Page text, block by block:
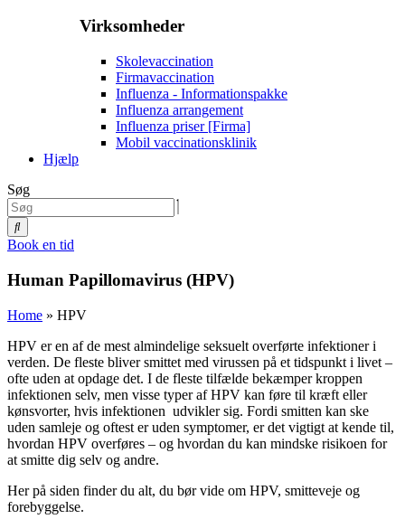
Virksomheder
Skolevaccination
Firmavaccination
Influenza - Informationspakke
Influenza arrangement
Influenza priser [Firma]
Mobil vaccinationsklinik
Hjælp
Søg
Book en tid
Human Papillomavirus (HPV)
Home » HPV
HPV er en af de mest almindelige seksuelt overførte infektioner i
verden. De fleste bliver smittet med virussen på et tidspunkt i livet –
ofte uden at opdage det. I de fleste tilfælde bekæmper kroppen
infektionen selv, men visse typer af HPV kan føre til kræft eller
kønsvorter, hvis infektionen udvikler sig. Fordi smitten kan ske
uden samleje og oftest er uden symptomer, er det vigtigt at kende til,
hvordan HPV overføres – og hvordan du kan mindske risikoen for
at smitte dig selv og andre.
Her på siden finder du alt, du bør vide om HPV, smitteveje og
forebyggelse.